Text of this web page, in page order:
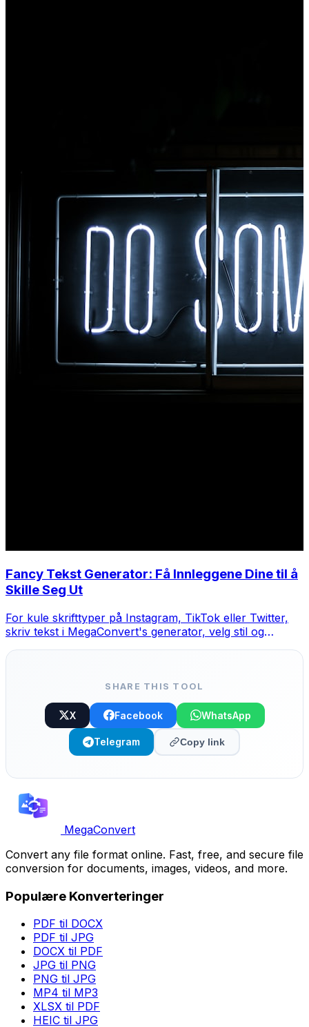
Fancy Tekst Generator: Få Innleggene Dine til å
Skille Seg Ut
For kule skrifttyper på Instagram, TikTok eller Twitter,
skriv tekst i MegaConvert's generator, velg stil og
SHARE THIS TOOL
X Facebook WhatsApp
Telegram Copy link
MegaConvert
Convert any file format online. Fast, free, and secure file
conversion for documents, images, videos, and more.
Populære Konverteringer
PDF til DOCX
PDF til JPG
DOCX til PDF
JPG til PNG
PNG til JPG
MP4 til MP3
XLSX til PDF
HEIC til JPG